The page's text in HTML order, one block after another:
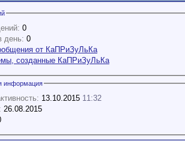
0
день: 0
от КаПРиЗуЛьКа
созданные КаПРиЗуЛьКа
информация
13.10.2015 11:32
26.08.2015